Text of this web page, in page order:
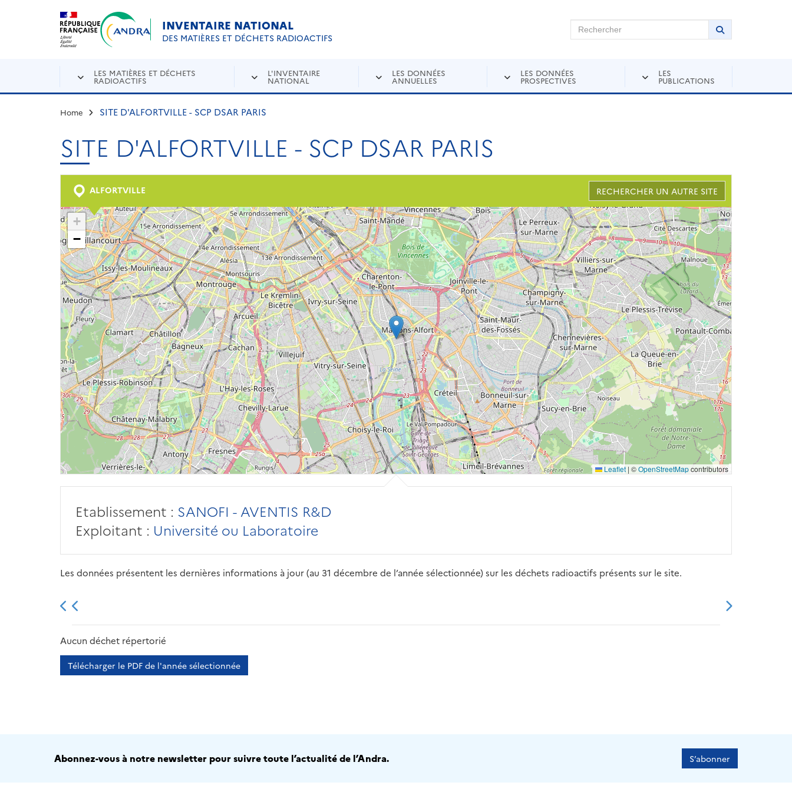
Aller au contenu principal
INVENTAIRE NATIONAL
DES MATIÈRES ET DÉCHETS RADIOACTIFS
Rechercher sur Andra Inventaire Rechercher
Lancer la
LES MATIÈRES ET DÉCHETS
RADIOACTIFS
L'INVENTAIRE
NATIONAL
LES DONNÉES
ANNUELLES
LES DONNÉES
PROSPECTIVES
LES
PUBLICATIONS
Home SITE D'ALFORTVILLE - SCP DSAR PARIS
SITE D'ALFORTVILLE - SCP DSAR PARIS
ALFORTVILLE RECHERCHER UN AUTRE SITE
+
−
Leaflet | ©OpenStreetMapcontributors
Etablissement : SANOFI - AVENTIS R&D
Exploitant : Université ou Laboratoire
Les données présentent les dernières informations à jour (au 31 décembre de l’année sélectionnée) sur les déchets radioactifs présents sur le site.
2013 2014
Aucun déchet répertorié
Télécharger le PDF de l'année sélectionnée
Abonnez-vous à notre newsletter pour suivre toute l’actualité de l’Andra. S’abonner